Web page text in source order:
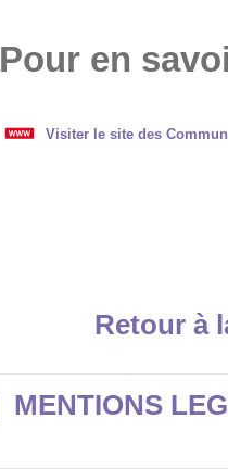
Pour en
Visiter le site des
Retour à
MENTIONS